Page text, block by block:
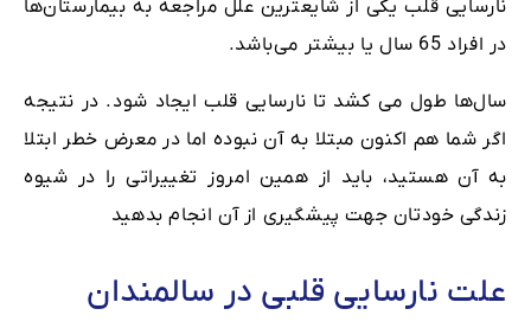
نارسایی قلب یکی از شایعترین علل مراجعه به بیمارستان‌ها
در افراد 65 سال یا بیشتر می‌باشد.
سال‌ها طول می کشد تا نارسایی قلب ایجاد شود. در نتیجه
اگر شما هم اکنون مبتلا به آن نبوده اما در معرض خطر ابتلا
به آن هستید، باید از همین امروز تغییراتی را در شیوه
زندگی خودتان جهت پیشگیری از آن انجام بدهید
علت نارسایی قلبی در سالمندان